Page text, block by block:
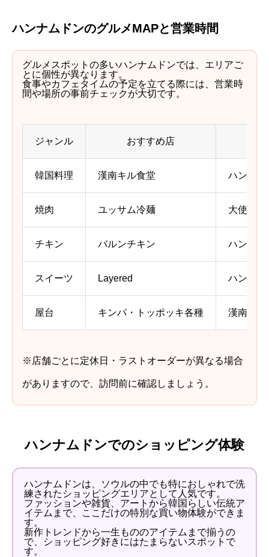
ハンナムドンのグルメMAPと営業時間
グルメスポットの多いハンナムドンでは、エリアご
とに個性が異なります。
食事やカフェタイムの予定を立てる際には、営業時
間や場所の事前チェックが大切です。
ジャンル おすすめ店
韓国料理 漢南キル食堂 ハンナム
焼肉 ユッサム冷麺 大使館
チキン バルンチキン ハンナム
スイーツ Layered ハンナム
屋台 キンパ・トッポッキ各種 漢南市場
※店舗ごとに定休日・ラストオーダーが異なる場合
がありますので、訪問前に確認しましょう。
ハンナムドンでのショッピング体験
ハンナムドンは、ソウルの中でも特におしゃれで洗
練されたショッピングエリアとして人気です。
ファッションや雑貨、アートから韓国らしい伝統ア
イテムまで、ここだけの特別な買い物体験ができま
す。
新作トレンドから一生もののアイテムまで揃うの
で、ショッピング好きにはたまらないスポットで
す。